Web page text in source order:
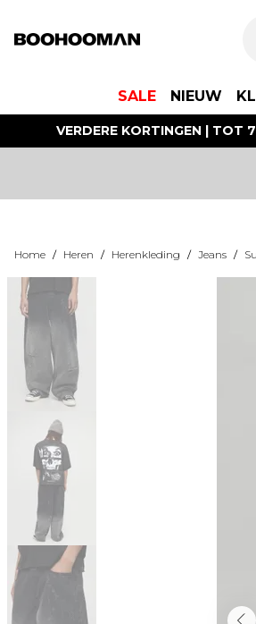
SALE NIEUW
VERDERE KORTINGEN | TOT
Home / Heren / Herenkleding / Jeans /